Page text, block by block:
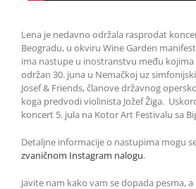
Lena je nedavno održala rasprodat
Beogradu, u okviru Wine Garden
ima nastupe u inostranstvu među kojima
održan 30. juna u Nemačkoj uz
Josef & Friends, članove državnog
koga predvodi violinista Jožef Žiga.
koncert 5. jula na Kotor Art Festivalu sa
Detaljne informacije o nastupima mogu
zvaničnom Instagram nalogu.
Javite nam kako vam se dopada pesma,